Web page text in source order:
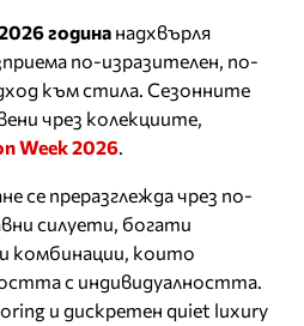
година надхвърля
по-изразителен, по-
към стила. Сезонните
чрез колекциите,
Week 2026.
се преразглежда чрез по-
силуети, богати
комбинации, които
с индивидуалността.
и дискретен quiet luxury